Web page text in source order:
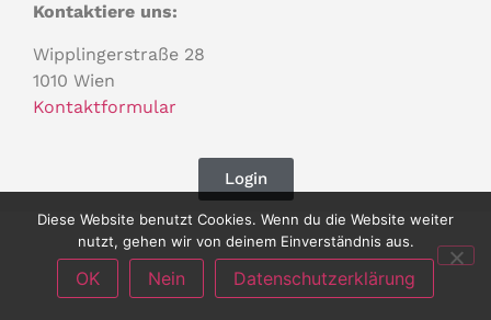
Kontaktiere uns:
Wipplingerstraße 28
1010 Wien
Kontaktformular
Login
Diese Website benutzt Cookies. Wenn du die Website weiter
nutzt, gehen wir von deinem Einverständnis aus.
OK Nein Datenschutzerklärung